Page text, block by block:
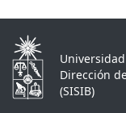
Dirección
(SISIB)